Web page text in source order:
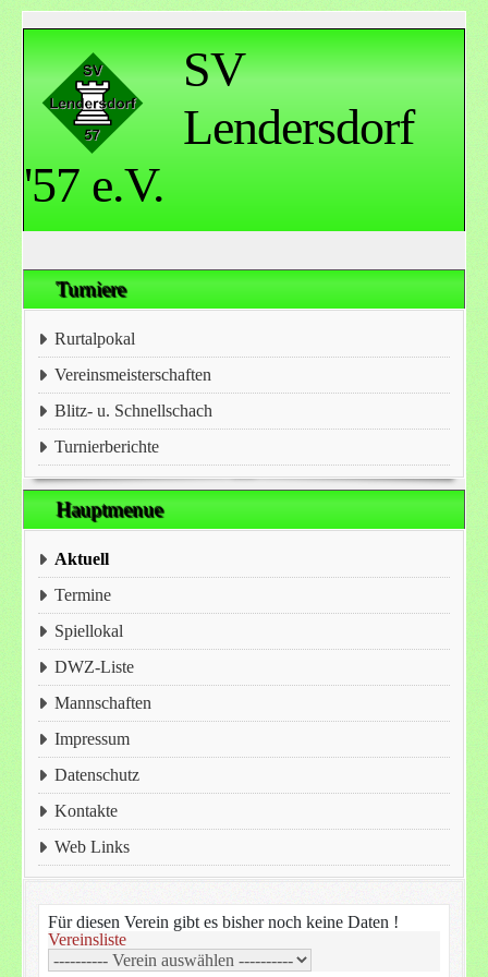
SV
Lendersdorf
'57 e.V.
Turniere
Rurtalpokal
Vereinsmeisterschaften
Blitz- u. Schnellschach
Turnierberichte
Hauptmenue
Aktuell
Termine
Spiellokal
DWZ-Liste
Mannschaften
Impressum
Datenschutz
Kontakte
Web Links
Für diesen Verein gibt es bisher noch keine Daten !
Vereinsliste